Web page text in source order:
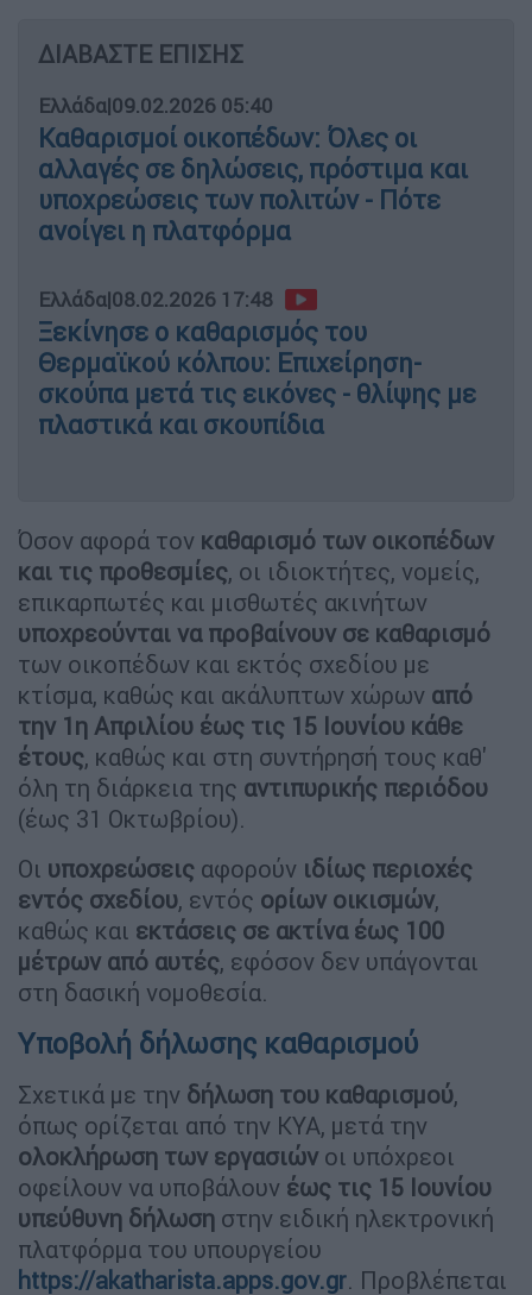
ΔΙΑΒΑΣΤΕ ΕΠΙΣΗΣ
Ελλάδα|09.02.2026 05:40
Καθαρισμοί οικοπέδων: Όλες οι
αλλαγές σε δηλώσεις, πρόστιμα και
υποχρεώσεις των πολιτών - Πότε
ανοίγει η πλατφόρμα
Ελλάδα|08.02.2026 17:48
Ξεκίνησε ο καθαρισμός του
Θερμαϊκού κόλπου: Επιχείρηση-
σκούπα μετά τις εικόνες - θλίψης με
πλαστικά και σκουπίδια
Όσον αφορά τον καθαρισμό των οικοπέδων
και τις προθεσμίες, οι ιδιοκτήτες, νομείς,
επικαρπωτές και μισθωτές ακινήτων
υποχρεούνται να προβαίνουν σε καθαρισμό
των οικοπέδων και εκτός σχεδίου με
κτίσμα, καθώς και ακάλυπτων χώρων από
την 1η Απριλίου έως τις 15 Ιουνίου κάθε
έτους, καθώς και στη συντήρησή τους καθ'
όλη τη διάρκεια της αντιπυρικής περιόδου
(έως 31 Οκτωβρίου).
Οι υποχρεώσεις αφορούν ιδίως περιοχές
εντός σχεδίου, εντός ορίων οικισμών,
καθώς και εκτάσεις σε ακτίνα έως 100
μέτρων από αυτές, εφόσον δεν υπάγονται
στη δασική νομοθεσία.
Υποβολή δήλωσης καθαρισμού
Σχετικά με την δήλωση του καθαρισμού,
όπως ορίζεται από την ΚΥΑ, μετά την
ολοκλήρωση των εργασιών οι υπόχρεοι
οφείλουν να υποβάλουν έως τις 15 Ιουνίου
υπεύθυνη δήλωση στην ειδική ηλεκτρονική
πλατφόρμα του υπουργείου
https://akatharista.apps.gov.gr. Προβλέπεται